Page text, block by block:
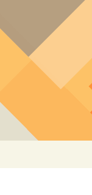
springen